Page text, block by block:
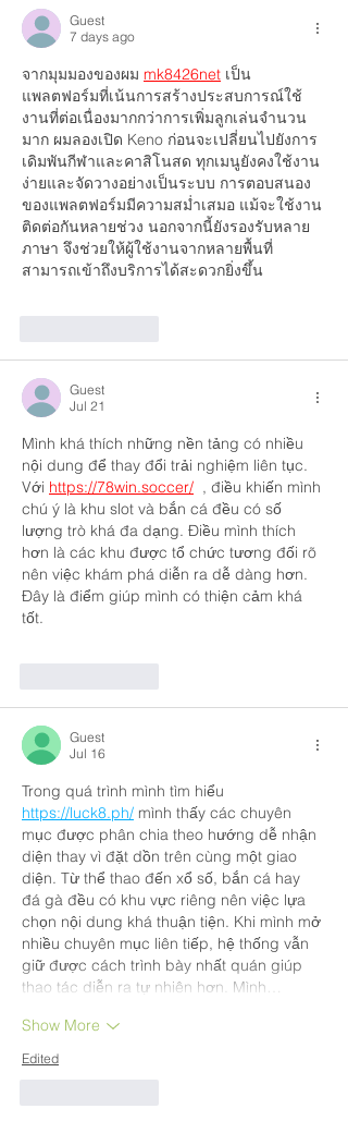
Guest
7 days ago
จากมุมมองของผม mk8426net เป็น
แพลตฟอร์มที่เน้นการสร้างประสบการณ์ใช้
งานที่ต่อเนื่องมากกว่าการเพิ่มลูกเล่นจำนวน
มาก ผมลองเปิด Keno ก่อนจะเปลี่ยนไปยังการ
เดิมพันกีฬาและคาสิโนสด ทุกเมนูยังคงใช้งาน
ง่ายและจัดวางอย่างเป็นระบบ การตอบสนอง
ของแพลตฟอร์มมีความสม่ำเสมอ แม้จะใช้งาน
ติดต่อกันหลายช่วง นอกจากนี้ยังรองรับหลาย
ภาษา จึงช่วยให้ผู้ใช้งานจากหลายพื้นที่
สามารถเข้าถึงบริการได้สะดวกยิ่งขึ้น
Guest
Jul 21
Mình khá thích những nền tảng có nhiều
nội dung để thay đổi trải nghiệm liên tục.
Với https://78win.soccer/ , điều khiến mình
chú ý là khu slot và bắn cá đều có số
lượng trò khá đa dạng. Điều mình thích
hơn là các khu được tổ chức tương đối rõ
nên việc khám phá diễn ra dễ dàng hơn.
Đây là điểm giúp mình có thiện cảm khá
tốt.
Guest
Jul 16
Trong quá trình mình tìm hiểu
https://luck8.ph/ mình thấy các chuyên
mục được phân chia theo hướng dễ nhận
diện thay vì đặt dồn trên cùng một giao
diện. Từ thể thao đến xổ số, bắn cá hay
đá gà đều có khu vực riêng nên việc lựa
chọn nội dung khá thuận tiện. Khi mình mở
nhiều chuyên mục liên tiếp, hệ thống vẫn
giữ được cách trình bày nhất quán giúp
thao tác diễn ra tự nhiên hơn. Mình…
Show More
Edited